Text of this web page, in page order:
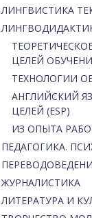
ЛИНГВИСТИКА
ЦЕЛЕЙ
ТЕХНОЛОГИИ
АНГЛИЙСКИЙ
ЦЕЛЕЙ (ESP)
ИЗ ОПЫТА
ПЕДАГОГИКА.
ЖУРНАЛИСТИКА
ЛИТЕРАТУРА И